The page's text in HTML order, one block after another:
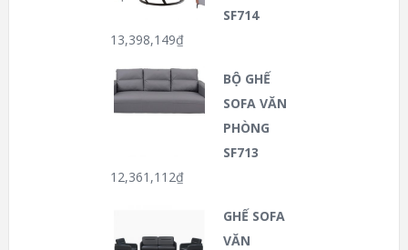
SF714
13,398,149₫
BỘ GHẾ
SOFA VĂN
PHÒNG
SF713
12,361,112₫
GHẾ SOFA
VĂN